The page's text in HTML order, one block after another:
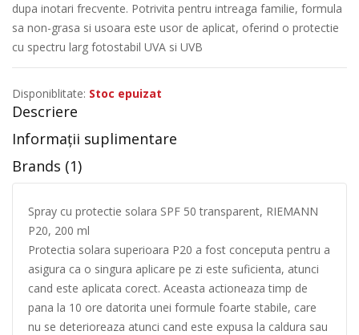
dupa inotari frecvente. Potrivita pentru intreaga familie, formula
sa non-grasa si usoara este usor de aplicat, oferind o protectie
cu spectru larg fotostabil UVA si UVB
Disponiblitate: Stoc epuizat
Descriere
Informații suplimentare
Brands (1)
Spray cu protectie solara SPF 50 transparent, RIEMANN
P20, 200 ml
Protectia solara superioara P20 a fost conceputa pentru a
asigura ca o singura aplicare pe zi este suficienta, atunci
cand este aplicata corect. Aceasta actioneaza timp de
pana la 10 ore datorita unei formule foarte stabile, care
nu se deterioreaza atunci cand este expusa la caldura sau